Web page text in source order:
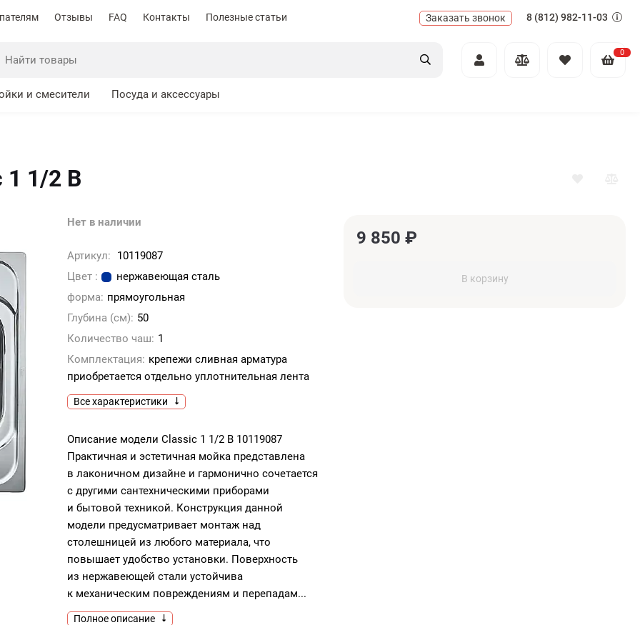
Отзывы FAQ Контакты Полезные статьи Заказать звонок 8 (812) 982-11-03
0
и смесители Посуда и аксессуары
1 1/2 B
Нет в наличии
Артикул:
10119087
Цвет :
нержавеющая сталь
форма: прямоугольная
Глубина (см): 50
Количество чаш: 1
Комплектация: крепежи сливная арматура
приобретается отдельно уплотнительная лента
Все характеристики
Описание модели Classic 1 1/2 B 10119087
Практичная и эстетичная мойка представлена
в лаконичном дизайне и гармонично сочетается
с другими сантехническими приборами
и бытовой техникой. Конструкция данной
модели предусматривает монтаж над
столешницей из любого материала, что
повышает удобство установки. Поверхность
из нержавеющей стали устойчива
к механическим повреждениям и перепадам...
Полное описание
9 850 ₽
В корзину